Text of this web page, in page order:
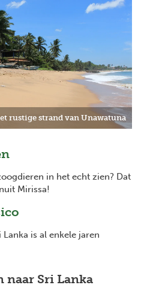
rustige strand van Unawatuna
in het echt zien? Dat
Mirissa!
is al enkele jaren
naar Sri Lanka